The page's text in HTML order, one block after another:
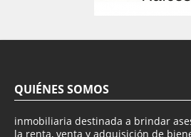
QUIÉNES SOMOS
inmobiliaria destinada a brindar
la renta, venta y adquisición de